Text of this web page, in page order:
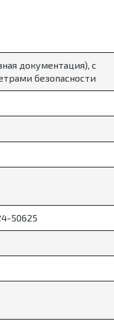
документация), с
безопасности
50625